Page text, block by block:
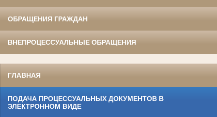
ОБРАЩЕНИЯ ГРАЖДАН
ВНЕПРОЦЕССУАЛЬНЫЕ ОБРАЩЕНИЯ
ГЛАВНАЯ
ПОДАЧА ПРОЦЕССУАЛЬНЫХ ДОКУМЕНТОВ В
ЭЛЕКТРОННОМ ВИДЕ